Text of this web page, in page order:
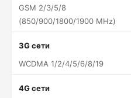
GSM 2/3/5/8
(850/900/1800/1900 MHz)
3G сети
WCDMA 1/2/4/5/6/8/19
4G сети